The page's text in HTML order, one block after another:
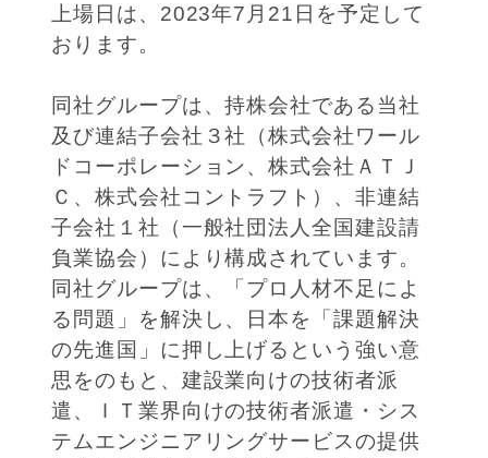
上場日は、2023年7月21日を予定して
おります。
同社グループは、持株会社である当社
及び連結子会社３社（株式会社ワール
ドコーポレーション、株式会社ＡＴＪ
Ｃ、株式会社コントラフト）、非連結
子会社１社（一般社団法人全国建設請
負業協会）により構成されています。
同社グループは、「プロ人材不足によ
る問題」を解決し、日本を「課題解決
の先進国」に押し上げるという強い意
思をのもと、建設業向けの技術者派
遣、ＩＴ業界向けの技術者派遣・シス
テムエンジニアリングサービスの提供